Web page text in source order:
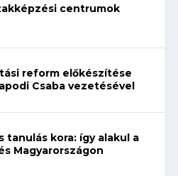
centrumok
reform előkészítése
Csaba vezetésével
tanulás kora: így alakul a
Magyarországon